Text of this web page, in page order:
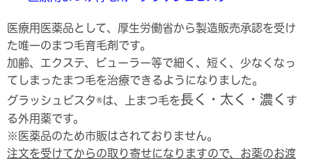
医療用医薬品として、厚生労働省から製造販売承認を受け
た唯一のまつ毛育毛剤です。
加齢、エクステ、ビューラー等で細く、短く、少なくなっ
てしまったまつ毛を治療できるようになりました。
グラッシュビスタ®は、上まつ毛を長く・太く・濃く す
る外用薬です。
※医薬品のため市販はされておりません。
注文を受けてからの取り寄せになりますので、お薬のお渡